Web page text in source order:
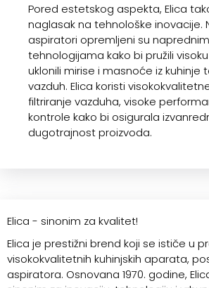
Pored estetskog aspekta, Elica
naglasak na tehnološke inovacije.
aspiratori opremljeni su naprednim
tehnologijama kako bi pružili
uklonili mirise i masnoće iz kuhinje
vazduh. Elica koristi
filtriranje vazduha, visoke
kontrole kako bi osigurala
dugotrajnost proizvoda.
Elica - sinonim za kvalitet!
Elica je prestižni brend koji se ističe u
visokokvalitetnih kuhinjskih aparata,
aspiratora. Osnovana 1970. godine,